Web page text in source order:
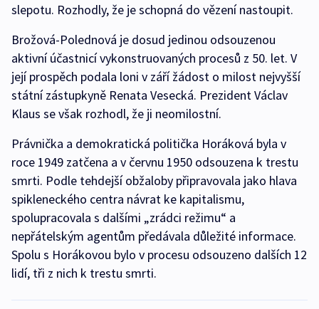
slepotu. Rozhodly, že je schopná do vězení nastoupit.
Brožová-Polednová je dosud jedinou odsouzenou
aktivní účastnicí vykonstruovaných procesů z 50. let. V
její prospěch podala loni v září žádost o milost nejvyšší
státní zástupkyně Renata Vesecká. Prezident Václav
Klaus se však rozhodl, že ji neomilostní.
Právnička a demokratická politička Horáková byla v
roce 1949 zatčena a v červnu 1950 odsouzena k trestu
smrti. Podle tehdejší obžaloby připravovala jako hlava
spikleneckého centra návrat ke kapitalismu,
spolupracovala s dalšími „zrádci režimu“ a
nepřátelským agentům předávala důležité informace.
Spolu s Horákovou bylo v procesu odsouzeno dalších 12
lidí, tři z nich k trestu smrti.